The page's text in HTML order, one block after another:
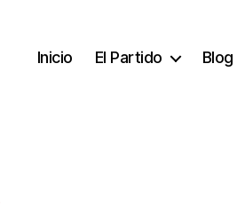
Inicio El Partido Blog